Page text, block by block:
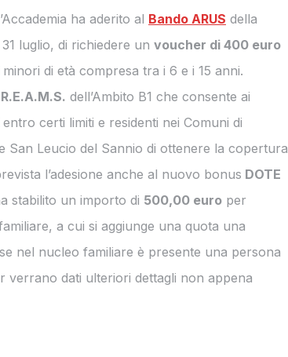
ha aderito al Bando ARUS della
luglio, di richiedere un voucher di 400 euro
di età compresa tra i 6 e i 15 anni.
dell’Ambito B1 che consente ai
certi limiti e residenti nei Comuni di
San Leucio del Sannio di ottenere la copertura
l’adesione anche al nuovo bonus DOTE
stabilito un importo di 500,00 euro per
a cui si aggiunge una quota una
nel nucleo familiare è presente una persona
verrano dati ulteriori dettagli non appena